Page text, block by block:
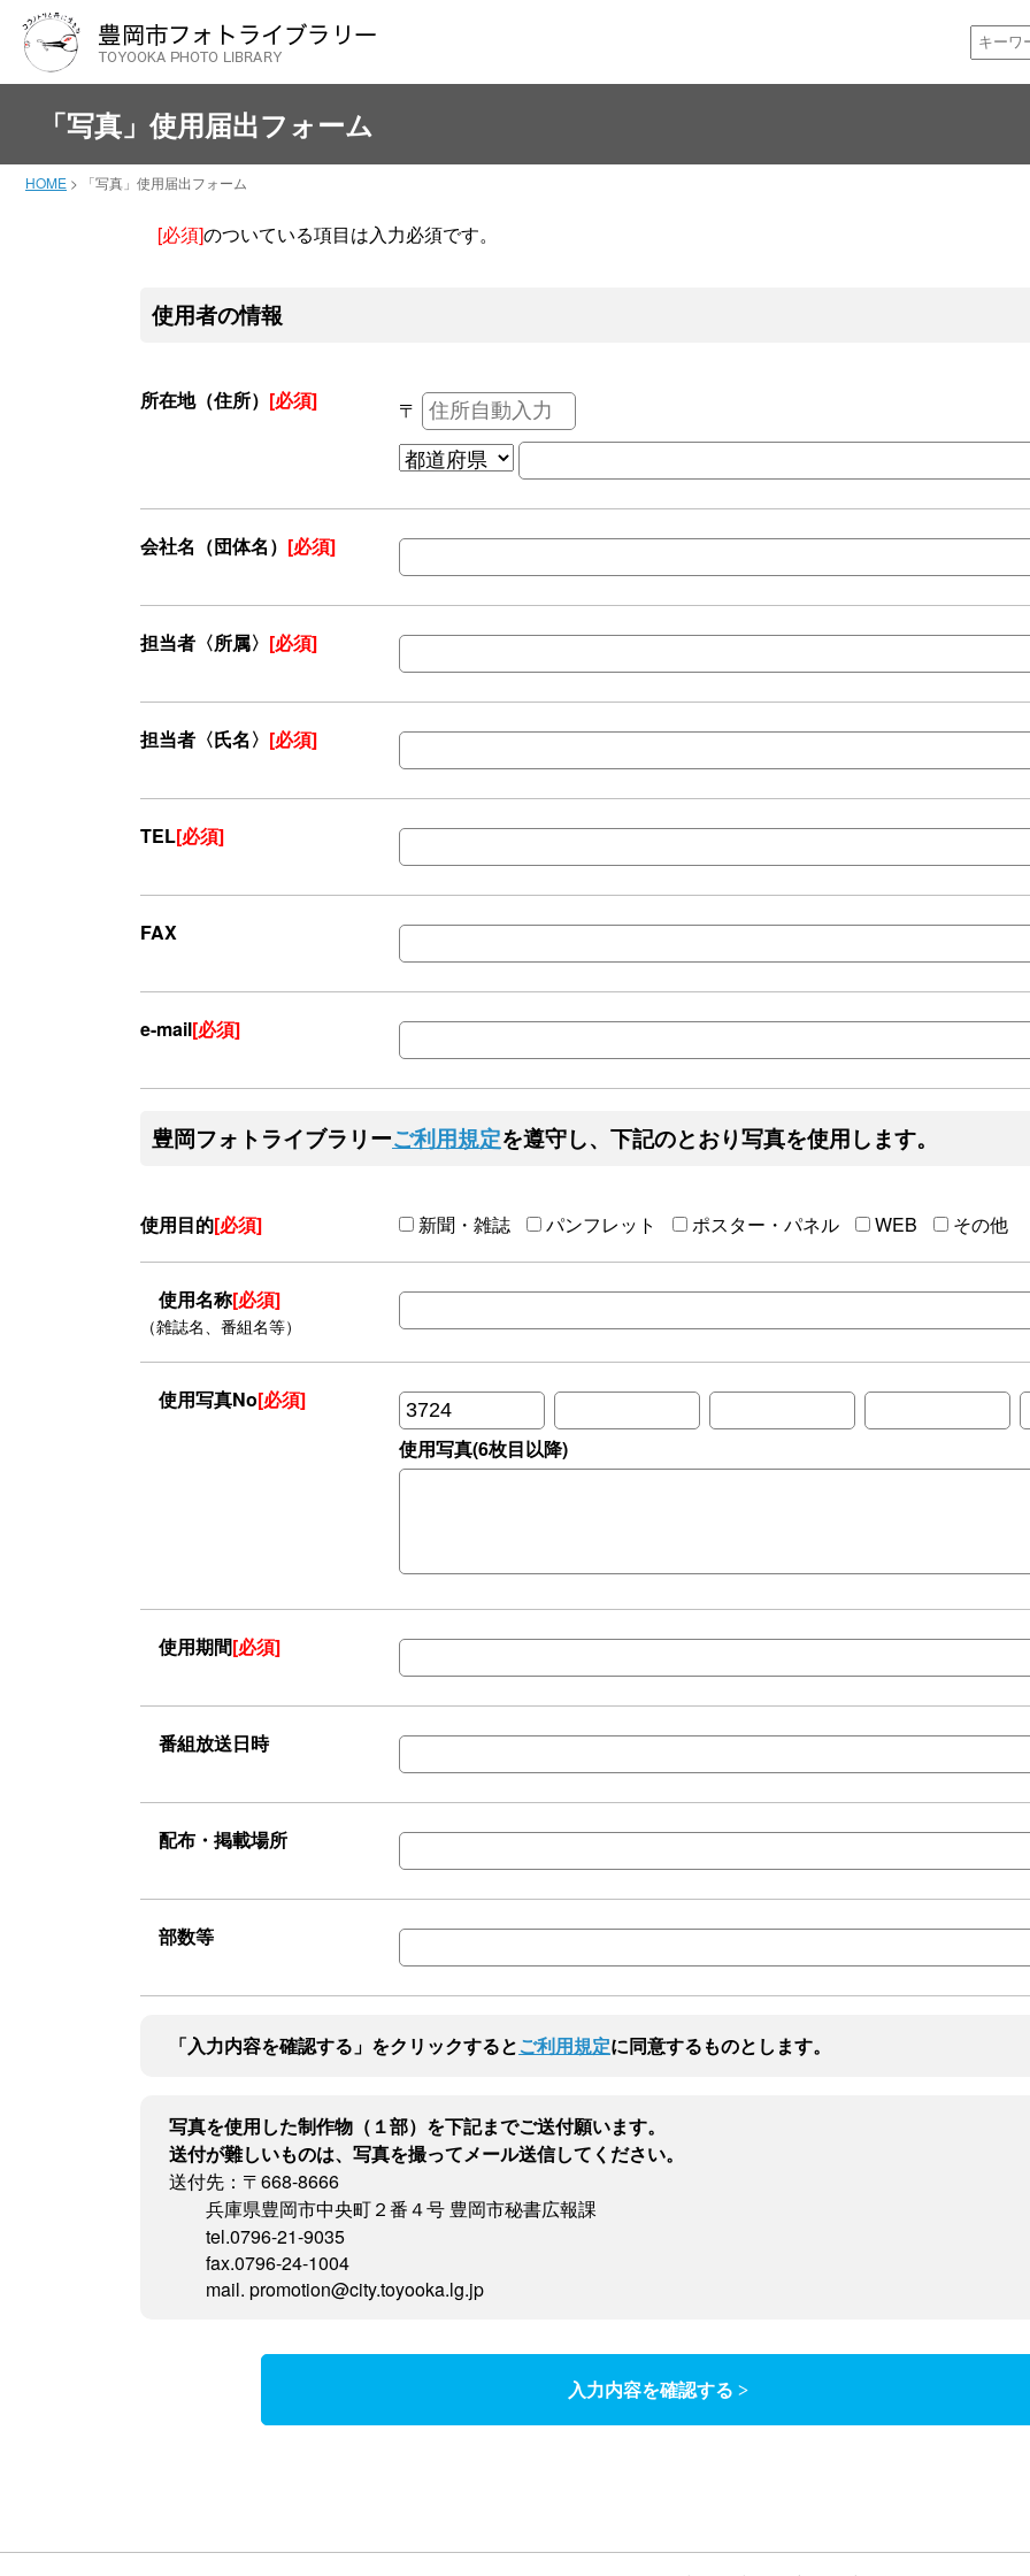
「写真」使用届出フォーム
HOME > 「写真」使用届出フォーム
[必須]のついている項目は入力必須です。
使用者の情報
所在地（住所） [必須] 〒
会社名（団体名） [必須]
担当者〈所属〉 [必須]
担当者〈氏名〉 [必須]
TEL[必須]
FAX
e-mail[必須]
豊岡フォトライブラリーご利用規定を遵守し、下記のとおり写真を使用します。
使用目的[必須] 新聞・雑誌 パンフレット ポスター・パネル WEB その他
使用名称[必須]
（雑誌名、番組名等）
使用写真No[必須]
使用写真(6枚目以降)
使用期間[必須]
番組放送日時
配布・掲載場所
部数等
「入力内容を確認する」をクリックするとご利用規定に同意するものとします。
写真を使用した制作物（１部）を下記までご送付願います。
送付が難しいものは、写真を撮ってメール送信してください。
送付先：〒668-8666
兵庫県豊岡市中央町２番４号 豊岡市秘書広報課
tel.0796-21-9035
fax.0796-24-1004
mail. promotion@city.toyooka.lg.jp